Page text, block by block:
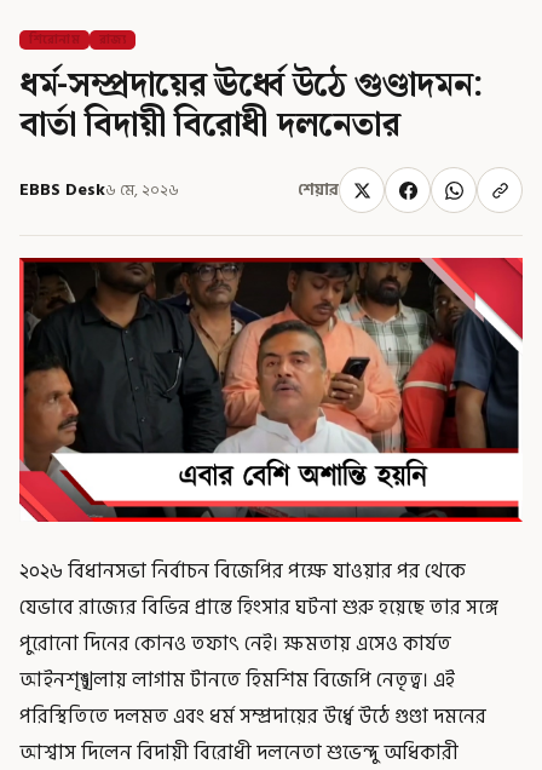
শিরোনাম রাজ্য
ধর্ম-সম্প্রদায়ের ঊর্ধ্বে উঠে গুণ্ডাদমন:
বার্তা বিদায়ী বিরোধী দলনেতার
EBBS Desk৬ মে, ২০২৬ শেয়ার
২০২৬ বিধানসভা নির্বাচন বিজেপির পক্ষে যাওয়ার পর থেকে
যেভাবে রাজ্যের বিভিন্ন প্রান্তে হিংসার ঘটনা শুরু হয়েছে তার সঙ্গে
পুরোনো দিনের কোনও তফাৎ নেই। ক্ষমতায় এসেও কার্যত
আইনশৃঙ্খলায় লাগাম টানতে হিমশিম বিজেপি নেতৃত্ব। এই
পরিস্থিতিতে দলমত এবং ধর্ম সম্প্রদায়ের উর্ধ্বে উঠে গুণ্ডা দমনের
আশ্বাস দিলেন বিদায়ী বিরোধী দলনেতা শুভেন্দু অধিকারী